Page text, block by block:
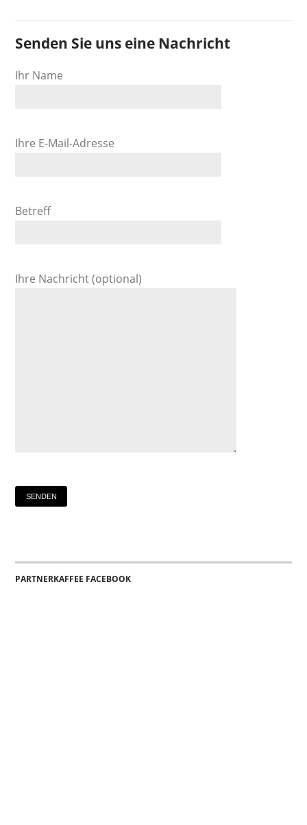
Senden Sie uns eine Nachricht
Ihr Name
Ihre E-Mail-Adresse
Betreff
Ihre Nachricht (optional)
PARTNERKAFFEE FACEBOOK